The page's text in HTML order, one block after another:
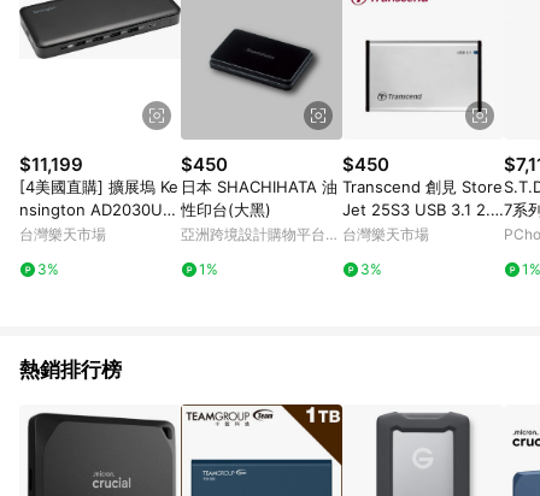
[2026/6/2起適用] 《5》回饋點數的計算將會排除【訂單活動折
扣 (含折價券折扣)】、【P幣扣抵】、【現金積點扣抵】及【訂單
運費】等金額。 《6》符合LINE POINTS回饋資格之訂單將於商
家訂單頁面標示「LINE回饋」，若無此標示則 不符合回饋LINE
POINTS點數資格亦不得使用點數紅包 。 《7》LINE購物設有
「單一商品最高回饋點數」機制 (特殊活動時開放「回饋無上
限」)，以同一訂單中同一商品不論件數計算，並依訂單成立時間
當下LINE購物所設定的回饋機制為準。 《8》LINE購物為購物資
訊整合性平台，商品資料更新會有時間差，如顯示之商品規格、
顏色、價位、贈品與PChome 24h購物銷售網頁不符，以銷售網
頁標示為準！
$11,199
[4美國直購] 擴展塢 Ke
nsington AD2030U3
Triple Display USB-C
ation 100W
台灣樂天市場
3%
$450
日本 SHACHIHATA 油
性印台(大黑)
亞洲跨境設計購物平台
1%
$450
Transcend 創見 Store
Jet 25S3 USB 3.1 2.5
吋 硬碟外接盒
台灣樂天市場
3%
7系
霧黑
1%
熱銷排行榜